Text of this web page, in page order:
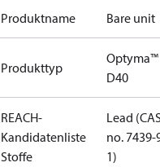
Produktname Bare unit
Produkttyp
Optyma™
D40
REACH-
Kandidatenliste
Stoffe
Lead
no. 7439-
1)